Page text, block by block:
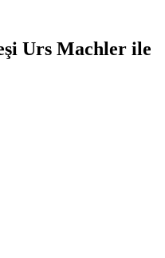
Urs Machler ile